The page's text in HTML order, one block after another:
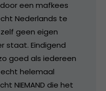
een mafkees
Nederlands te
geen eigen
staat. Eindigend
goed als iedereen
helemaal
NIEMAND die het